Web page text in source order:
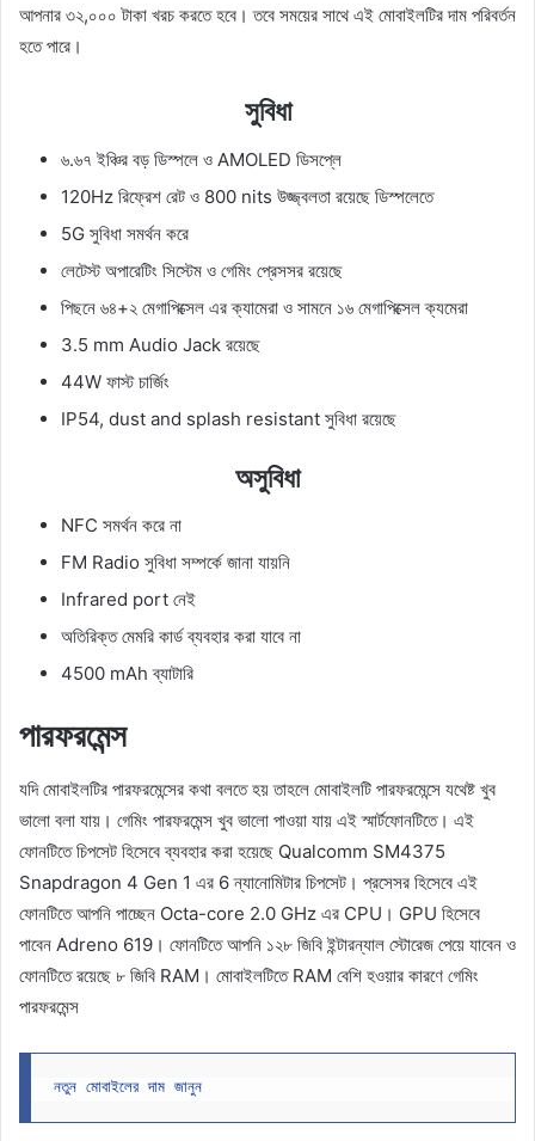
আপনার ৩২,০০০ টাকা খরচ করতে হবে। তবে সময়ের সাথে এই মোবাইলটির দাম পরিবর্তন
হতে পারে।
সুবিধা
৬.৬৭ ইঞ্চির বড় ডিস্পলে ও AMOLED ডিসপ্লে
120Hz রিফ্রেশ রেট ও 800 nits উজ্জ্বলতা রয়েছে ডিস্পলেতে
5G সুবিধা সমর্থন করে
লেটেস্ট অপারেটিং সিস্টেম ও গেমিং প্রেসসর রয়েছে
পিছনে ৬৪+২ মেগাপিক্সেল এর ক্যামেরা ও সামনে ১৬ মেগাপিক্সেল ক্যমেরা
3.5 mm Audio Jack রয়েছে
44W ফাস্ট চার্জিং
IP54, dust and splash resistant সুবিধা রয়েছে
অসুবিধা
NFC সমর্থন করে না
FM Radio সুবিধা সম্পর্কে জানা যায়নি
Infrared port নেই
অতিরিক্ত মেমরি কার্ড ব্যবহার করা যাবে না
4500 mAh ব্যাটারি
পারফরমেন্স
যদি মোবাইলটির পারফরমেন্সের কথা বলতে হয় তাহলে মোবাইলটি পারফরমেন্সে যথেষ্ট খুব
ভালো বলা যায়। গেমিং পারফরমেন্স খুব ভালো পাওয়া যায় এই স্মার্টফোনটিতে। এই
ফোনটিতে চিপসেট হিসেবে ব্যবহার করা হয়েছে Qualcomm SM4375
Snapdragon 4 Gen 1 এর 6 ন্যানোমিটার চিপসেট। প্রসেসর হিসেবে এই
ফোনটিতে আপনি পাচ্ছেন Octa-core 2.0 GHz এর CPU। GPU হিসেবে
পাবেন Adreno 619। ফোনটিতে আপনি ১২৮ জিবি ইন্টারন্যাল স্টোরেজ পেয়ে যাবেন ও
ফোনটিতে রয়েছে ৮ জিবি RAM। মোবাইলটিতে RAM বেশি হওয়ার কারণে গেমিং
পারফরমেন্স
নতুন মোবাইলের দাম জানুন